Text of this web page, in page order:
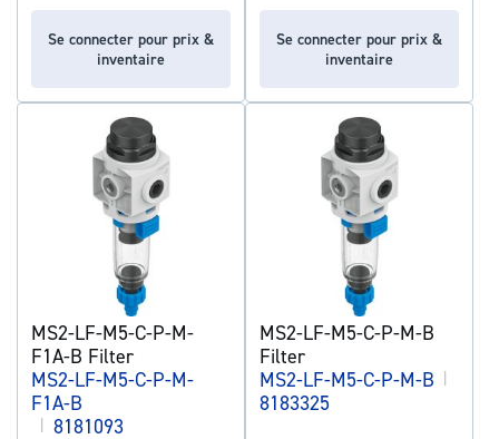
Se connecter pour prix &
inventaire
Se connecter pour prix &
inventaire
MS2-LF-M5-C-P-M-
F1A-B Filter
MS2-LF-M5-C-P-M-
F1A-B
| 8181093
MS2-LF-M5-C-P-M-B
Filter
MS2-LF-M5-C-P-M-B |
8183325